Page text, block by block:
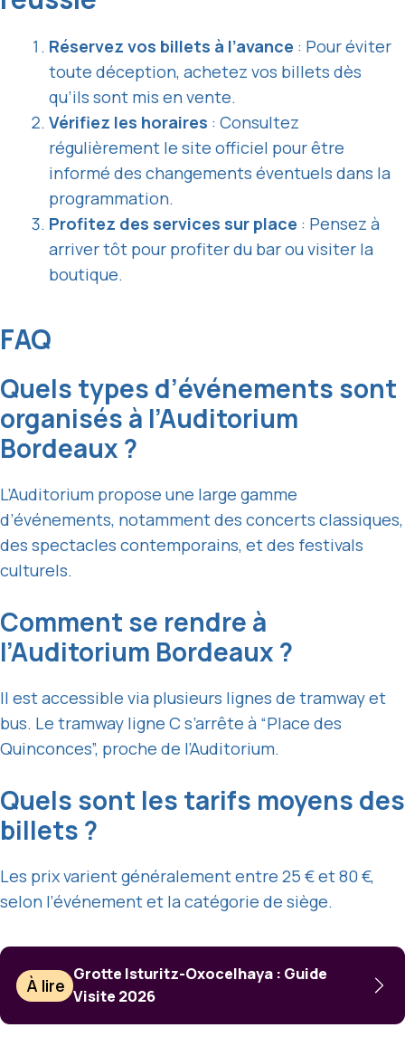
Réservez vos billets à l’avance : Pour éviter
toute déception, achetez vos billets dès
qu’ils sont mis en vente.
Vérifiez les horaires : Consultez
régulièrement le site officiel pour être
informé des changements éventuels dans la
programmation.
Profitez des services sur place : Pensez à
arriver tôt pour profiter du bar ou visiter la
boutique.
FAQ
Quels types d’événements sont
organisés à l’Auditorium
Bordeaux ?
L’Auditorium propose une large gamme
d’événements, notamment des concerts classiques,
des spectacles contemporains, et des festivals
culturels.
Comment se rendre à
l’Auditorium Bordeaux ?
Il est accessible via plusieurs lignes de tramway et
bus. Le tramway ligne C s’arrête à “Place des
Quinconces”, proche de l’Auditorium.
Quels sont les tarifs moyens des
billets ?
Les prix varient généralement entre 25 € et 80 €,
selon l’événement et la catégorie de siège.
À lire
Grotte Isturitz-Oxocelhaya : Guide
Visite 2026